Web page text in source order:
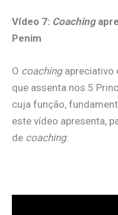
Vídeo 7: Coaching
Penim
O coachingapreciativo
que assenta nos 5
cuja função,
este vídeo apresenta,
de coaching.